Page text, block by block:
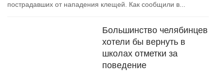
пострадавших от нападения клещей. Как сообщили в...
Большинство челябинцев
хотели бы вернуть в
школах отметки за
поведение